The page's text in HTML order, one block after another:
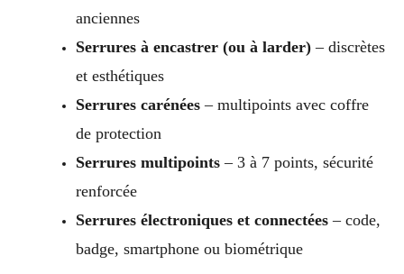
anciennes
Serrures à encastrer (ou à larder)– discrètes
et esthétiques
Serrures carénées– multipoints avec coffre
de protection
Serrures multipoints– 3 à 7 points, sécurité
renforcée
Serrures électroniques et connectées– code,
badge, smartphone ou biométrique